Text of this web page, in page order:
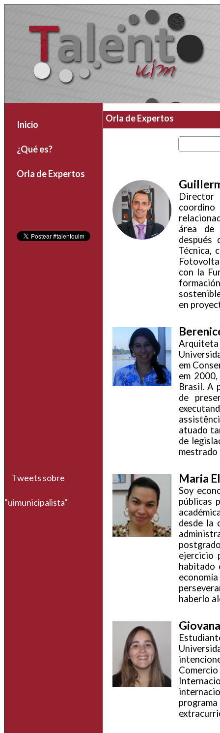
Inicio
¿Qué es?
Orla de Expertos
Tweets sobre
"uimunicipalista"
Orla de Expertos
Director
coordino
área de
después
Técnica,
con la
en
em
em
Brasil. A
de
atuado
de
mestrado
Maria
Soy
públicas
desde la
ejercicio
habitado
haberlo